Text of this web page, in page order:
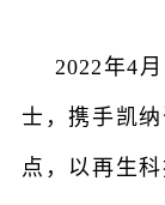
2022年4
士，携手凯
点，以再生